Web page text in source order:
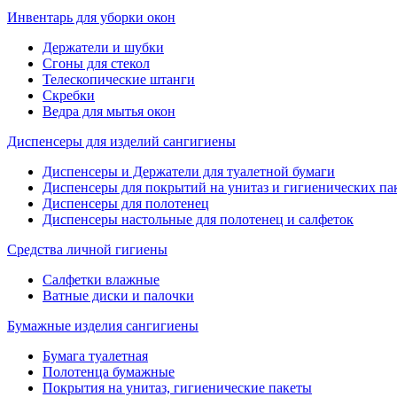
Инвентарь для уборки окон
Держатели и шубки
Сгоны для стекол
Телескопические штанги
Скребки
Ведра для мытья окон
Диспенсеры для изделий сангигиены
Диспенсеры и Держатели для туалетной бумаги
Диспенсеры для покрытий на унитаз и гигиенических
Диспенсеры для полотенец
Диспенсеры настольные для полотенец и салфеток
Средства личной гигиены
Салфетки влажные
Ватные диски и палочки
Бумажные изделия сангигиены
Бумага туалетная
Полотенца бумажные
Покрытия на унитаз, гигиенические пакеты